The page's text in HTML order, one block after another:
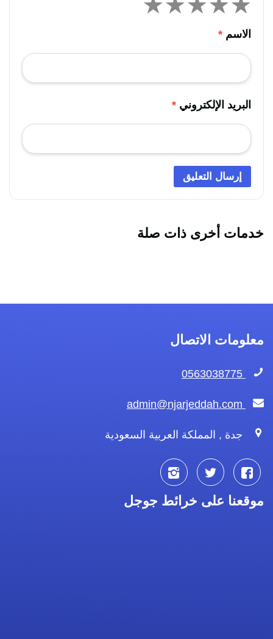
الاسم *
البريد الإلكتروني *
خدمات أخرى ذات صلة
معلومات الاتصال
admin@njarjeddah.com
جدة , المملكة العربية السعودية
تابعنا
على
تابعنا
على
تابعنا
على
موقعنا على خرائط جوجل